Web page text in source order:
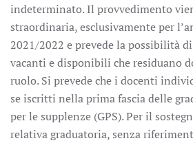
indeterminato. Il provvedimento
straordinaria, esclusivamente per
2021/2022 e prevede la possibilità
vacanti e disponibili che residuano
ruolo. Si prevede che i docenti
se iscritti nella prima fascia delle
per le supplenze (GPS). Per il
relativa graduatoria, senza